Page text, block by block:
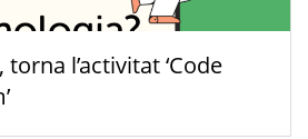
l’activitat ‘Code